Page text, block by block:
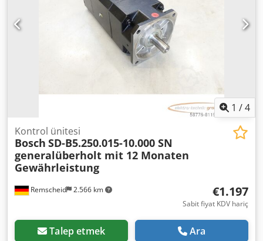
1 /4
Remscheid 2.566 km
Kontrol ünitesi
Bosch SD-B5.250.015-10.000 SN
generalüberholt mit 12 Monaten
Gewährleistung
€1.197
Sabit fiyat KDV hariç
Talep etmek Ara